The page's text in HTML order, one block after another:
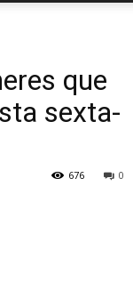
que
sexta-
0
676